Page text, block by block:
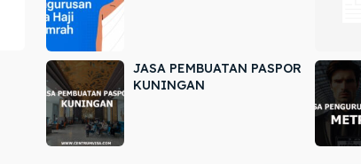
JASA PEMBUATAN PASPOR
KUNINGAN